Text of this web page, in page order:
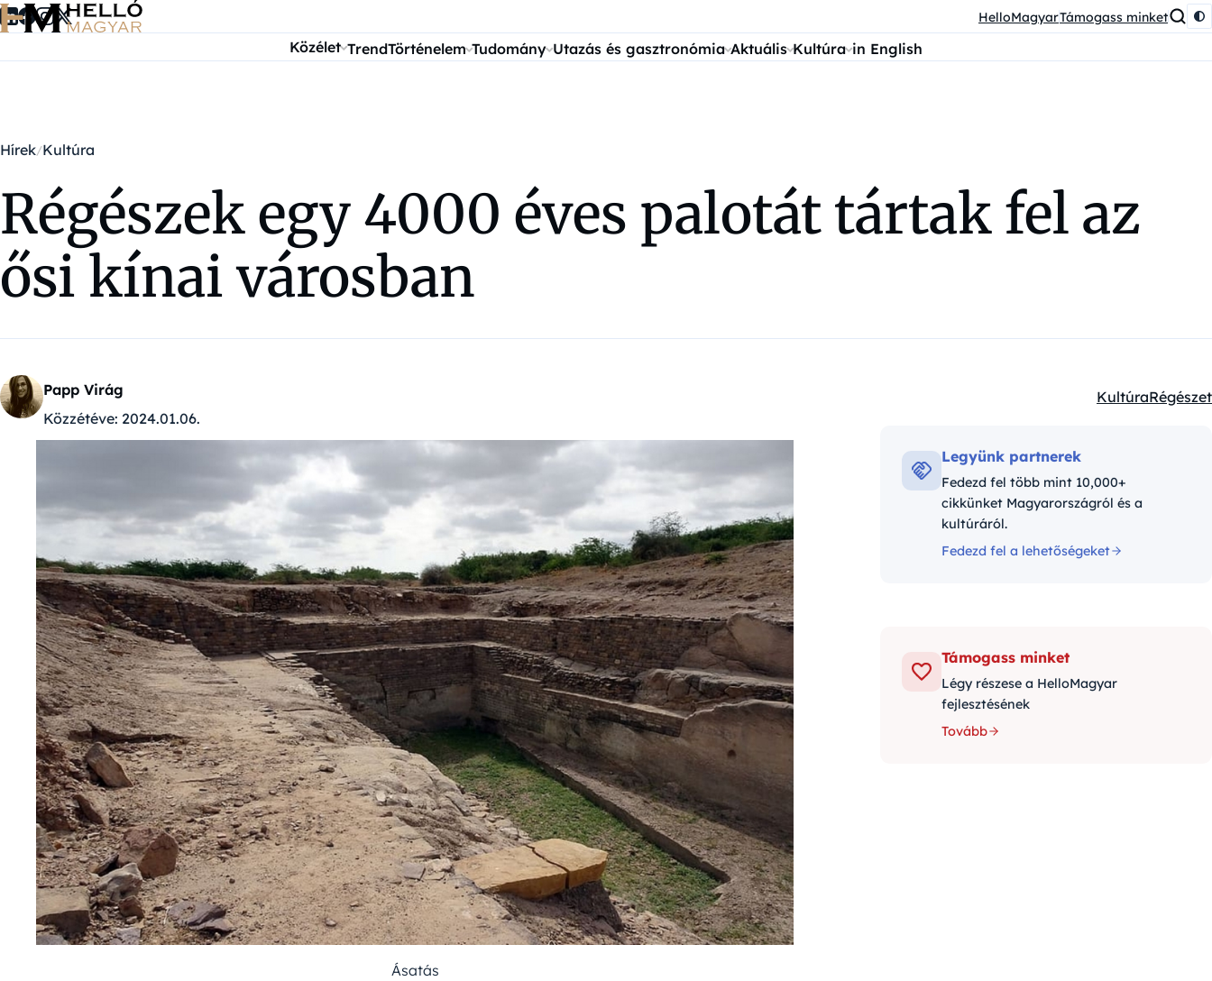
Ugrás a tartalomra HelloMagyarTámogass minket
Közélet TrendTörténelem Tudomány Utazás és gasztronómia Aktuális Kultúra in English
Hírek Kultúra
Régészek egy 4000 éves palotát tártak fel az
ősi kínai városban
Papp Virág
Közzétéve: 2024.01.06.
Kategóriák:
KultúraRégészet
Ásatás
Legyünk partnerek
Fedezd fel több mint 10,000+
cikkünket Magyarországról és a
kultúráról.
Fedezd fel a lehetőségeket
Támogass minket
Légy részese a HelloMagyar
fejlesztésének
Tovább